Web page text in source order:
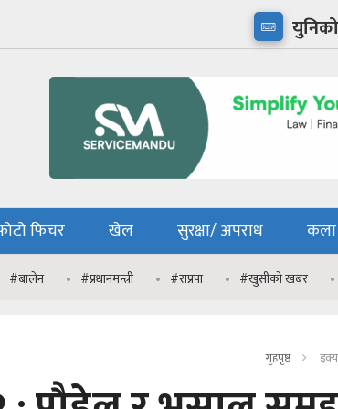
फिचर खेल सुरक्षा/ अपराध कला
#बालेन #प्रधानमन्त्री #राप्रपा #खुसीको खबर
गृहपृष्ठ